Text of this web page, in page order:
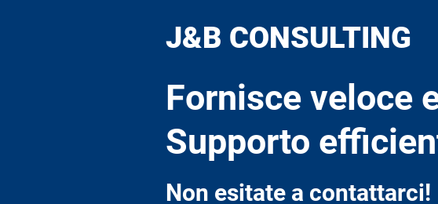
J&B CONSULTING
Fornisce veloce
Supporto
Non esitate a contattarci!